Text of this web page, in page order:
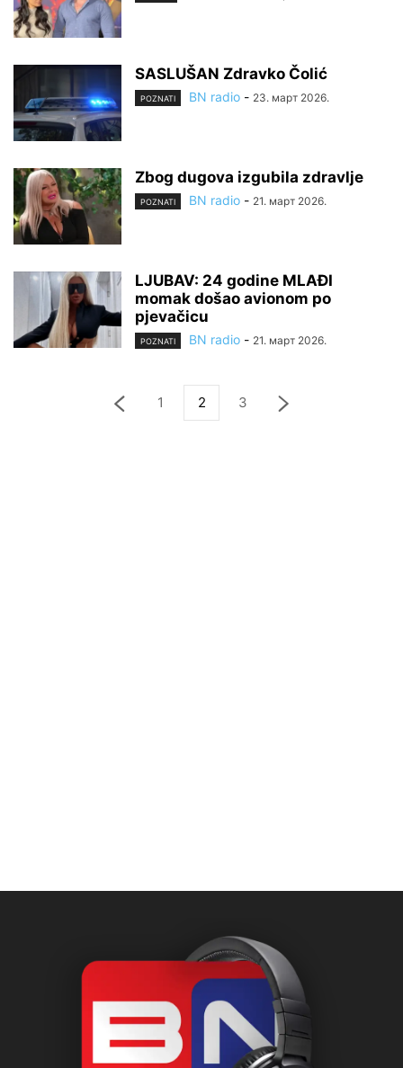
SASLUŠAN Zdravko Čolić
POZNATI BN radio - 23. март 2026.
Zbog dugova izgubila zdravlje
POZNATI BN radio - 21. март 2026.
LJUBAV: 24 godine MLAĐI
momak došao avionom po
pjevačicu
POZNATI BN radio - 21. март 2026.
1 2 3